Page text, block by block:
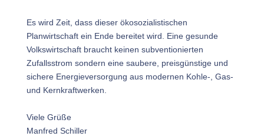
Es wird Zeit, dass dieser ökosozialistischen
Planwirtschaft ein Ende bereitet wird. Eine gesunde
Volkswirtschaft braucht keinen subventionierten
Zufallsstrom sondern eine saubere, preisgünstige und
sichere Energieversorgung aus modernen Kohle-, Gas-
und Kernkraftwerken.
Viele Grüße
Manfred Schiller